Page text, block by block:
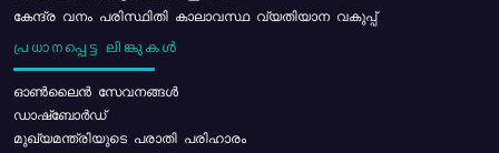
കേന്ദ്ര വനം പരിസ്ഥിതി കാലാവസ്ഥ വ്യതിയാന വകുപ്പ്
പ്രധാനപ്പെട്ട ലിങ്കുകൾ
ഓൺലൈൻ സേവനങ്ങൾ
ഡാഷ്ബോർഡ്
മുഖ്യമന്ത്രിയുടെ പരാതി പരിഹാരം